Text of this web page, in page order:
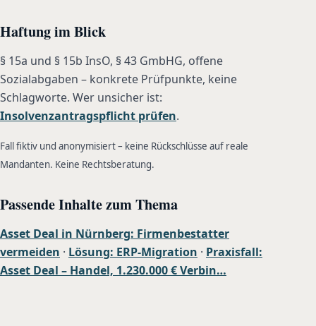
Haftung im Blick
§ 15a und § 15b InsO, § 43 GmbHG, offene
Sozialabgaben – konkrete Prüfpunkte, keine
Schlagworte. Wer unsicher ist:
Insolvenzantragspflicht prüfen.
Fall fiktiv und anonymisiert – keine Rückschlüsse auf reale
Mandanten. Keine Rechtsberatung.
Passende Inhalte zum Thema
Asset Deal in Nürnberg: Firmenbestatter
vermeiden · Lösung: ERP-Migration · Praxisfall:
Asset Deal – Handel, 1.230.000 € Verbin…